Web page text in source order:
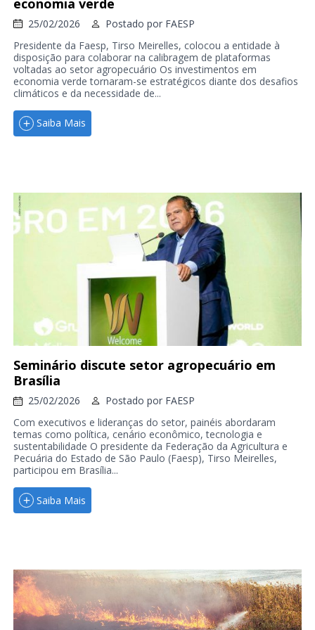
economia verde
25/02/2026 Postado por FAESP
Presidente da Faesp, Tirso Meirelles, colocou a entidade à
disposição para colaborar na calibragem de plataformas
voltadas ao setor agropecuário Os investimentos em
economia verde tornaram-se estratégicos diante dos desafios
climáticos e da necessidade de...
Saiba Mais
Seminário discute setor agropecuário em
Brasília
25/02/2026 Postado por FAESP
Com executivos e lideranças do setor, painéis abordaram
temas como política, cenário econômico, tecnologia e
sustentabilidade O presidente da Federação da Agricultura e
Pecuária do Estado de São Paulo (Faesp), Tirso Meirelles,
participou em Brasília...
Saiba Mais